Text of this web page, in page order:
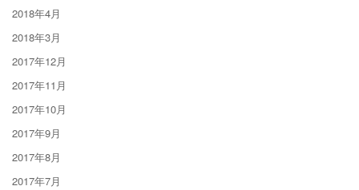
2018年4月
2018年3月
2017年12月
2017年11月
2017年10月
2017年9月
2017年8月
2017年7月